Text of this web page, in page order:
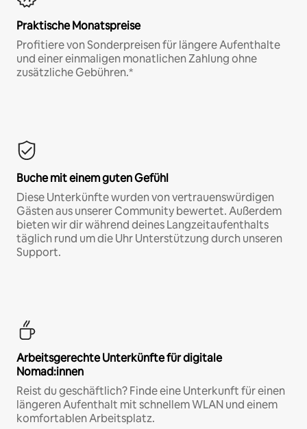
Praktische Monatspreise
Profitiere von Sonderpreisen für längere Aufenthalte
und einer einmaligen monatlichen Zahlung ohne
zusätzliche Gebühren.*
Buche mit einem guten Gefühl
Diese Unterkünfte wurden von vertrauenswürdigen
Gästen aus unserer Community bewertet. Außerdem
bieten wir dir während deines Langzeitaufenthalts
täglich rund um die Uhr Unterstützung durch unseren
Support.
Arbeitsgerechte Unterkünfte für digitale
Nomad:innen
Reist du geschäftlich? Finde eine Unterkunft für einen
längeren Aufenthalt mit schnellem WLAN und einem
komfortablen Arbeitsplatz.